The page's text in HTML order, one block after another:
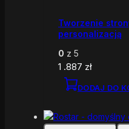
Tworzenie
personalizacją
0 z 5
1 .887 zł
DODAJ DO